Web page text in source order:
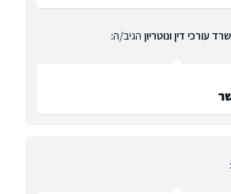
עורכי דין ונוטריון הגיב/ה: